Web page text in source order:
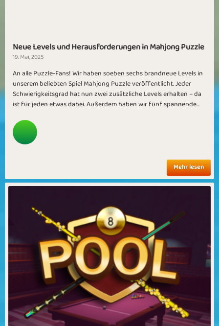
Neue Levels und Herausforderungen in Mahjong Puzzle
19. Mai, 2025
An alle Puzzle-Fans! Wir haben soeben sechs brandneue Levels in
unserem beliebten Spiel Mahjong Puzzle veröffentlicht. Jeder
Schwierigkeitsgrad hat nun zwei zusätzliche Levels erhalten – da
ist für jeden etwas dabei. Außerdem haben wir fünf spannende...
Mehr lesen